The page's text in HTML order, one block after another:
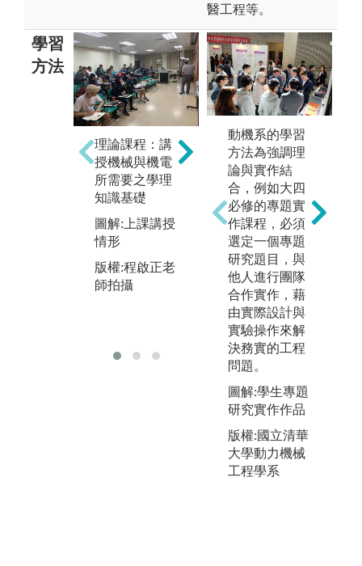
醫工程等。
學習
方法
理論課程：講
授機械與機電
所需要之學理
知識基礎
圖解:上課講授
情形
版權:程啟正老
師拍攝
實驗操作：透
過六大實驗的
操作與討論，
驗證課堂所教
授的理論
圖解:實驗操作
情形
版權:機電系系
辦拍攝
動機系的學習
方法為強調理
論與實作結
合，例如大四
必修的專題實
作課程，必須
選定一個專題
研究題目，與
他人進行團隊
合作實作，藉
由實際設計與
實驗操作來解
決務實的工程
問題。
圖解:學生專題
研究實作作品
版權:國立清華
大學動力機械
工程學系